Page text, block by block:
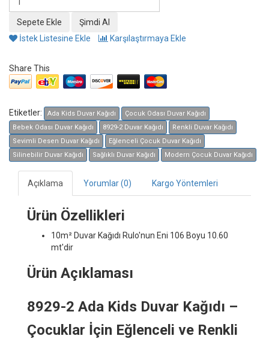
İstek Listesine Ekle Karşılaştırmaya Ekle
Share This
Etiketler: Ada Kids Duvar Kağıdı
Çocuk Odası Duvar Kağıdı
Bebek Odası Duvar Kağıdı
8929-2 Duvar Kağıdı
Renkli Duvar Kağıdı
Sevimli Desen Duvar Kağıdı
Eğlenceli Çocuk Duvar Kağıdı
Silinebilir Duvar Kağıdı
Sağlıklı Duvar Kağıdı Modern Çocuk Duvar Kağıdı
Açıklama Yorumlar (0) Kargo Yöntemleri
Ürün Özellikleri
10m² Duvar Kağıdı Rulo'nun Eni 106 Boyu 10.60
mt'dir
Ürün Açıklaması
8929-2 Ada Kids Duvar Kağıdı –
Çocuklar İçin Eğlenceli ve Renkli